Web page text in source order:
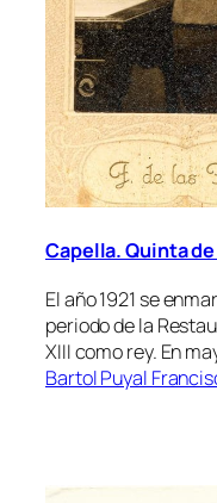
Capella. Quinta de
El año 1921 se
periodo de la
XIII como rey. En
Bartol Puyal